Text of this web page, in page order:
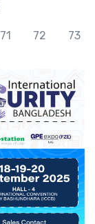
71 72 73